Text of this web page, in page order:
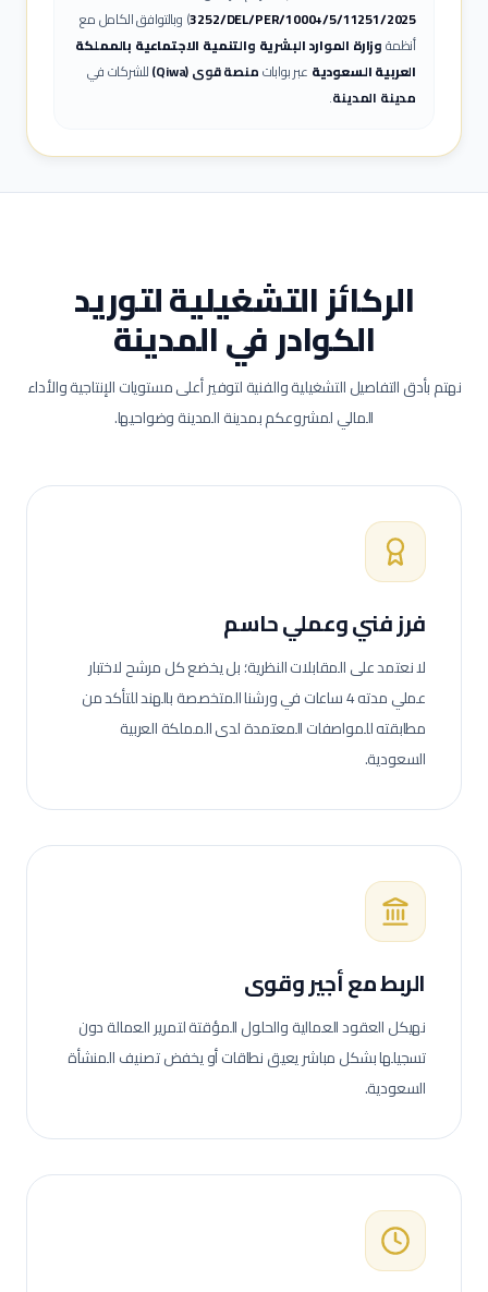
3252/DEL/PER/1000+/5/11251/2025
) وبالتوافق الكامل مع
أنظمةوزارة الموارد البشرية والتنمية الاجتماعية بالمملكة
العربية السعودية عبر بواباتمنصة قوى (Qiwa)
للشركات في
مدينة المدينة.
الركائز التشغيلية لتوريد
الكوادر فيالمدينة
نهتم بأدق التفاصيل التشغيلية والفنية لتوفير أعلى مستويات الإنتاجية والأداء
المالي لمشروعكم بمدينةالمدينةوضواحيها.
فرز فني وعملي حاسم
لا نعتمد على المقابلات النظرية؛ بل يخضع كل مرشح لاختبار
عملي مدته 4 ساعات في ورشنا المتخصصة بالهند للتأكد من
مطابقته للمواصفات المعتمدة لدىالمملكة العربية
السعودية.
الربط مع أجير وقوى
نهيكل العقود العمالية والحلول المؤقتة لتمرير العمالة دون
تسجيلها بشكل مباشر يعيق نطاقات أو يخفض تصنيف المنشأة
السعودية.